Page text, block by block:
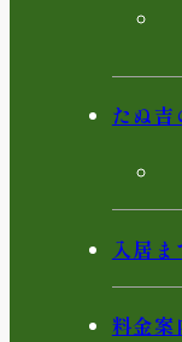
たぬ吉
入居
料金案